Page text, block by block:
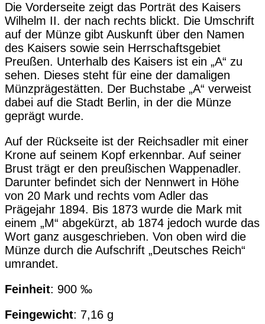
Die Vorderseite zeigt das Porträt des Kaisers
Wilhelm II. der nach rechts blickt. Die Umschrift
auf der Münze gibt Auskunft über den Namen
des Kaisers sowie sein Herrschaftsgebiet
Preußen. Unterhalb des Kaisers ist ein „A“ zu
sehen. Dieses steht für eine der damaligen
Münzprägestätten. Der Buchstabe „A“ verweist
dabei auf die Stadt Berlin, in der die Münze
geprägt wurde.
Auf der Rückseite ist der Reichsadler mit einer
Krone auf seinem Kopf erkennbar. Auf seiner
Brust trägt er den preußischen Wappenadler.
Darunter befindet sich der Nennwert in Höhe
von 20 Mark und rechts vom Adler das
Prägejahr 1894. Bis 1873 wurde die Mark mit
einem „M“ abgekürzt, ab 1874 jedoch wurde das
Wort ganz ausgeschrieben. Von oben wird die
Münze durch die Aufschrift „Deutsches Reich“
umrandet.
Feinheit: 900 ‰
Feingewicht: 7,16 g